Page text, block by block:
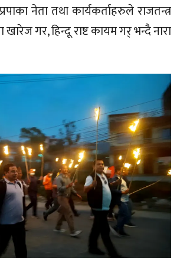
नेता तथा कार्यकर्ताहरुले राजतन्त्र
खारेज गर, हिन्दू राष्ट कायम गर् भन्दै नारा